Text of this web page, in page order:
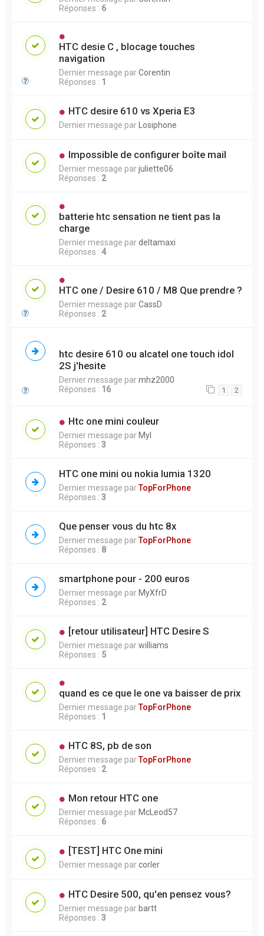
Réponses : 6
HTC desie C , blocage touches
navigation
Dernier message parCorentin
Réponses : 1
HTC desire 610 vs Xperia E3
Dernier message parLosiphone
Impossible de configurer boîte mail
Dernier message parjuliette06
Réponses : 2
batterie htc sensation ne tient pas la
charge
Dernier message pardeltamaxi
Réponses : 4
HTC one / Desire 610 / M8 Que prendre ?
Dernier message parCassD
Réponses : 2
htc desire 610 ou alcatel one touch idol
2S j'hesite
Dernier message parmhz2000
Réponses : 16 1 2
Htc one mini couleur
Dernier message par Myl
Réponses : 3
HTC one mini ou nokia lumia 1320
Dernier message parTopForPhone
Réponses : 3
Que penser vous du htc 8x
Dernier message parTopForPhone
Réponses : 8
smartphone pour - 200 euros
Dernier message par MyXfrD
Réponses : 2
[retour utilisateur] HTC Desire S
Dernier message parwilliams
Réponses : 5
quand es ce que le one va baisser de prix
Dernier message parTopForPhone
Réponses : 1
HTC 8S, pb de son
Dernier message parTopForPhone
Réponses : 2
Mon retour HTC one
Dernier message par McLeod57
Réponses : 6
[TEST] HTC One mini
Dernier message parcorler
HTC Desire 500, qu'en pensez vous?
Dernier message par bartt
Réponses : 3